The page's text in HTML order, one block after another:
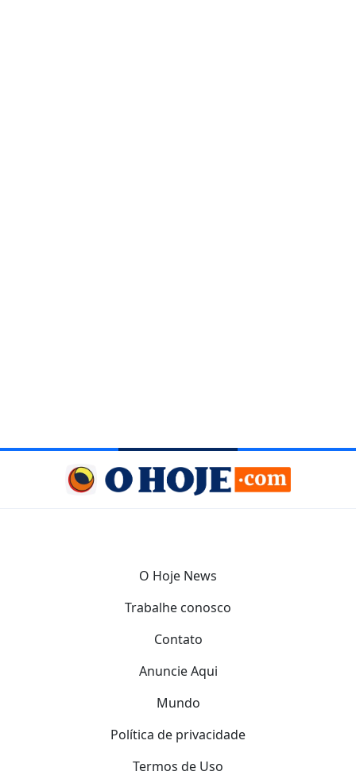
O Hoje News
Trabalhe conosco
Contato
Anuncie Aqui
Mundo
Política de privacidade
Termos de Uso